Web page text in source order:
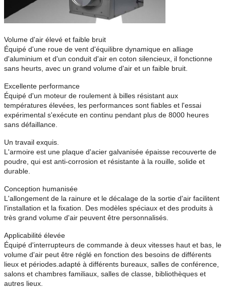
Volume d'air élevé et faible bruit
Équipé d'une roue de vent d'équilibre dynamique en alliage
d'aluminium et d'un conduit d'air en coton silencieux, il fonctionne
sans heurts, avec un grand volume d'air et un faible bruit.
Excellente performance
Équipé d'un moteur de roulement à billes résistant aux
températures élevées, les performances sont fiables et l'essai
expérimental s'exécute en continu pendant plus de 8000 heures
sans défaillance.
Un travail exquis.
L'armoire est une plaque d'acier galvanisée épaisse recouverte de
poudre, qui est anti-corrosion et résistante à la rouille, solide et
durable.
Conception humanisée
L'allongement de la rainure et le décalage de la sortie d'air facilitent
l'installation et la fixation. Des modèles spéciaux et des produits à
très grand volume d'air peuvent être personnalisés.
Applicabilité élevée
Équipé d'interrupteurs de commande à deux vitesses haut et bas, le
volume d'air peut être réglé en fonction des besoins de différents
lieux et périodes.adapté à différents bureaux, salles de conférence,
salons et chambres familiaux, salles de classe, bibliothèques et
autres lieux.